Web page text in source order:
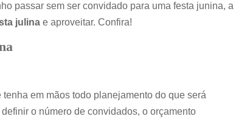
passar sem ser convidado para uma festa junina, a
julina e aproveitar. Confira!
tenha em mãos todo planejamento do que será
o número de convidados, o orçamento